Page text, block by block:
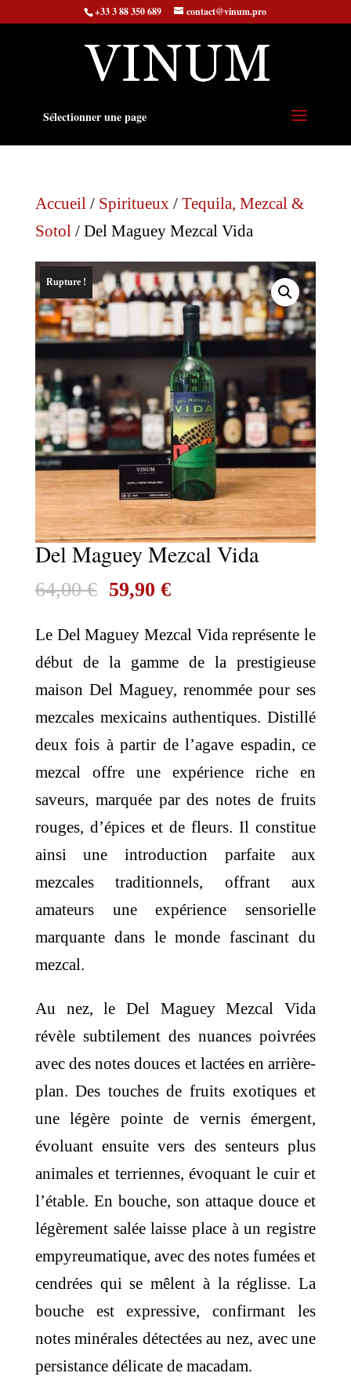
+33 3 88 350 689 contact@vinum.pro
Sélectionner une page
Accueil/ Spiritueux/ Tequila, Mezcal &
Sotol/ Del Maguey Mezcal Vida
Rupture !
Del Maguey Mezcal Vida
64,00€ Le
initial
était :
64,00 €.
59,90 €Le
actuel
est :
59,90 €.
Le Del Maguey Mezcal Vida représente le
début de la gamme de la prestigieuse
maison Del Maguey, renommée pour ses
mezcales mexicains authentiques. Distillé
deux fois à partir de l’agave espadin, ce
mezcal offre une expérience riche en
saveurs, marquée par des notes de fruits
rouges, d’épices et de fleurs. Il constitue
ainsi une introduction parfaite aux
mezcales traditionnels, offrant aux
amateurs une expérience sensorielle
marquante dans le monde fascinant du
mezcal.
Au nez, le Del Maguey Mezcal Vida
révèle subtilement des nuances poivrées
avec des notes douces et lactées en arrière-
plan. Des touches de fruits exotiques et
une légère pointe de vernis émergent,
évoluant ensuite vers des senteurs plus
animales et terriennes, évoquant le cuir et
l’étable. En bouche, son attaque douce et
légèrement salée laisse place à un registre
empyreumatique, avec des notes fumées et
cendrées qui se mêlent à la réglisse. La
bouche est expressive, confirmant les
notes minérales détectées au nez, avec une
persistance délicate de macadam.